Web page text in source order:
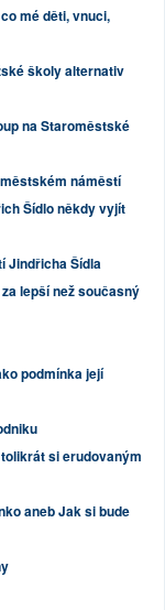
mé děti, vnuci,
školy alternativ
na Staroměstské
náměstí
Šídlo někdy vyjít
Jindřicha Šídla
lepší než současný
podmínka její
si erudovaným
aneb Jak si bude